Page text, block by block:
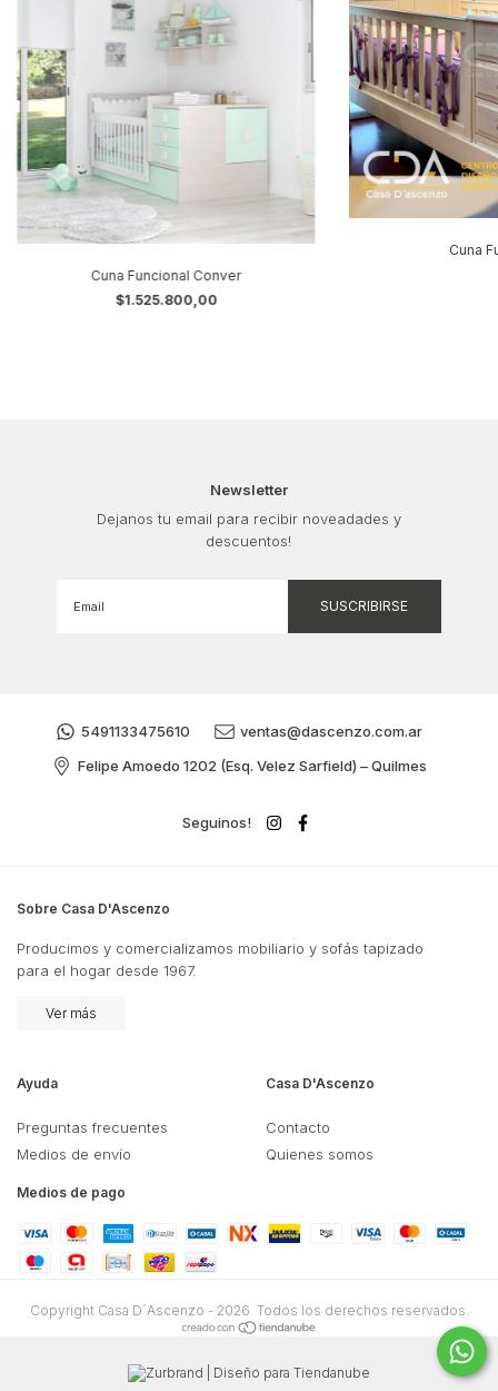
Cuna Funcional Conver
$1.525.800,00
Cuna
Newsletter
Dejanos tu email para recibir noveadades y
descuentos!
5491133475610
ventas@dascenzo.com.ar
Felipe Amoedo 1202 (Esq. Velez Sarfield) – Quilmes
Seguinos!
Sobre Casa D'Ascenzo
Producimos y comercializamos mobiliario y sofás tapizado
para el hogar desde 1967.
Ver más
Ayuda
Preguntas frecuentes
Medios de envío
Casa D'Ascenzo
Contacto
Quienes somos
Medios de pago
Copyright Casa D´Ascenzo - 2026. Todos los derechos reservados.